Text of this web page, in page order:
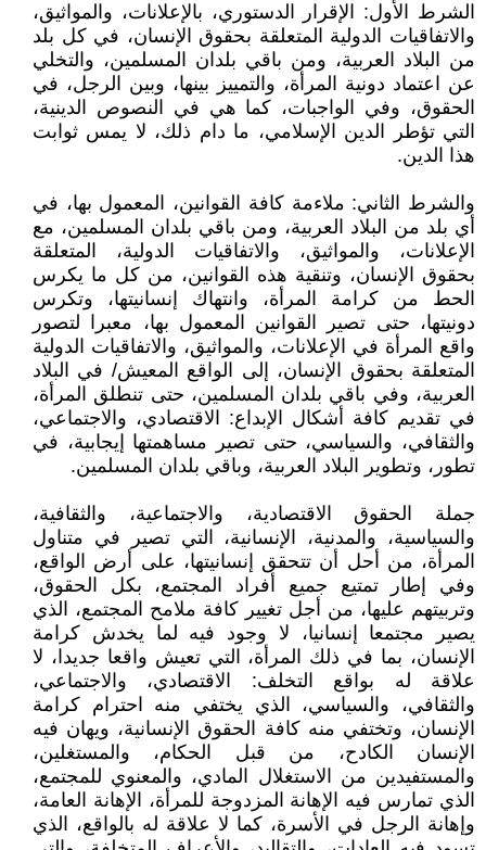
الشرط الأول: الإقرار الدستوري، بالإعلانات، والمواثيق،
والاتفاقيات الدولية المتعلقة بحقوق الإنسان، في كل بلد
من البلاد العربية، ومن باقي بلدان المسلمين، والتخلي
عن اعتماد دونية المرأة، والتمييز بينها، وبين الرجل، في
الحقوق، وفي الواجبات، كما هي في النصوص الدينية،
التي تؤطر الدين الإسلامي، ما دام ذلك، لا يمس ثوابت
هذا الدين.
والشرط الثاني: ملاءمة كافة القوانين، المعمول بها، في
أي بلد من البلاد العربية، ومن باقي بلدان المسلمين، مع
الإعلانات، والمواثيق، والاتفاقيات الدولية، المتعلقة
بحقوق الإنسان، وتنقية هذه القوانين، من كل ما يكرس
الحط من كرامة المرأة، وانتهاك إنسانيتها، وتكرس
دونيتها، حتى تصير القوانين المعمول بها، معبرا لتصور
واقع المرأة في الإعلانات، والمواثيق، والاتفاقيات الدولية
المتعلقة بحقوق الإنسان، إلى الواقع المعيش/ في البلاد
العربية، وفي باقي بلدان المسلمين، حتى تنطلق المرأة،
في تقديم كافة أشكال الإبداع: الاقتصادي، والاجتماعي،
والثقافي، والسياسي، حتى تصير مساهمتها إيجابية، في
تطور، وتطوير البلاد العربية، وباقي بلدان المسلمين.
جملة الحقوق الاقتصادية، والاجتماعية، والثقافية،
والسياسية، والمدنية، الإنسانية، التي تصير في متناول
المرأة، من أحل أن تتحقق إنسانيتها، على أرض الواقع،
وفي إطار تمتيع جميع أفراد المجتمع، بكل الحقوق،
وتربيتهم عليها، من أجل تغيير كافة ملامح المجتمع، الذي
يصير مجتمعا إنسانيا، لا وجود فيه لما يخدش كرامة
الإنسان، بما في ذلك المرأة، التي تعيش واقعا جديدا، لا
علاقة له بواقع التخلف: الاقتصادي، والاجتماعي،
والثقافي، والسياسي، الذي يختفي منه احترام كرامة
الإنسان، وتختفي منه كافة الحقوق الإنسانية، ويهان فيه
الإنسان الكادح، من قبل الحكام، والمستغلين،
والمستفيدين من الاستغلال المادي، والمعنوي للمجتمع،
الذي تمارس فيه الإهانة المزدوجة للمرأة، الإهانة العامة،
وإهانة الرجل في الأسرة، كما لا علاقة له بالواقع، الذي